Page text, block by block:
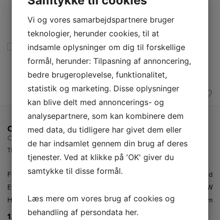
Canvac Ventilatorer
CFK5301V
Timerknappen giver dig mulighed for at indstille timeren (1-8 timer).
Farve
Hvid
Effekt
2000 W
Højde
700 mm
1.799,-
Vi og vores samarbejdspartnere bruger
teknologier, herunder cookies, til at
indsamle oplysninger om dig til forskellige
formål, herunder: Tilpasning af annoncering,
bedre brugeroplevelse, funktionalitet,
statistik og marketing. Disse oplysninger
kan blive delt med annoncerings- og
analysepartnere, som kan kombinere dem
med data, du tidligere har givet dem eller
de har indsamlet gennem din brug af deres
tjenester. Ved at klikke på 'OK' giver du
samtykke til disse formål.
Læs mere om vores brug af cookies og
behandling af persondata her.